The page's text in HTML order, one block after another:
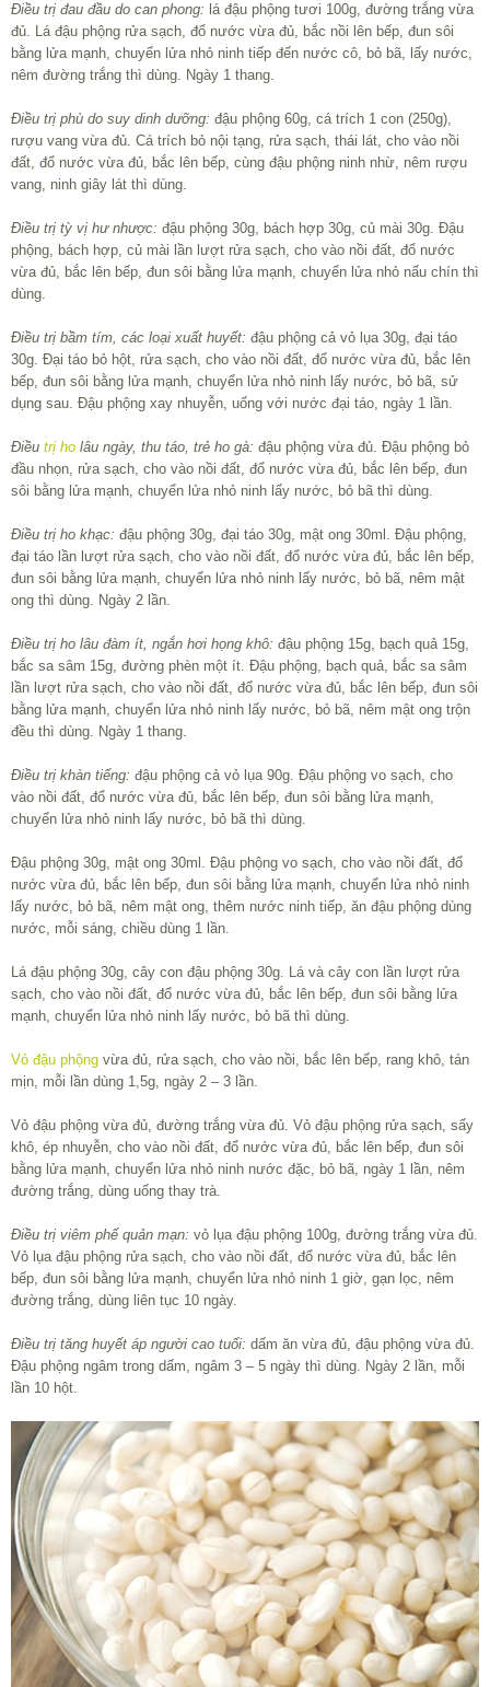
Điều trị đau đầu do can phong: lá đậu phộng tươi 100g, đường trắng vừa
đủ. Lá đậu phộng rửa sạch, đổ nước vừa đủ, bắc nồi lên bếp, đun sôi
bằng lửa mạnh, chuyển lửa nhỏ ninh tiếp đến nước cô, bỏ bã, lấy nước,
nêm đường trắng thì dùng. Ngày 1 thang.
Điều trị phù do suy dinh dưỡng: đậu phộng 60g, cá trích 1 con (250g),
rượu vang vừa đủ. Cá trích bỏ nội tạng, rửa sạch, thái lát, cho vào nồi
đất, đổ nước vừa đủ, bắc lên bếp, cùng đậu phộng ninh nhừ, nêm rượu
vang, ninh giây lát thì dùng.
Điều trị tỳ vị hư nhược: đậu phộng 30g, bách hợp 30g, củ mài 30g. Đậu
phộng, bách hợp, củ mài lần lượt rửa sạch, cho vào nồi đất, đổ nước
vừa đủ, bắc lên bếp, đun sôi bằng lửa mạnh, chuyển lửa nhỏ nấu chín thì
dùng.
Điều trị bầm tím, các loại xuất huyết: đậu phộng cả vỏ lụa 30g, đại táo
30g. Đại táo bỏ hột, rửa sạch, cho vào nồi đất, đổ nước vừa đủ, bắc lên
bếp, đun sôi bằng lửa mạnh, chuyển lửa nhỏ ninh lấy nước, bỏ bã, sử
dụng sau. Đậu phộng xay nhuyễn, uống với nước đại táo, ngày 1 lần.
Điều trị ho lâu ngày, thu táo, trẻ ho gà: đậu phộng vừa đủ. Đậu phộng bỏ
đầu nhọn, rửa sạch, cho vào nồi đất, đổ nước vừa đủ, bắc lên bếp, đun
sôi bằng lửa mạnh, chuyển lửa nhỏ ninh lấy nước, bỏ bã thì dùng.
Điều trị ho khạc: đậu phộng 30g, đại táo 30g, mật ong 30ml. Đậu phộng,
đại táo lần lượt rửa sạch, cho vào nồi đất, đổ nước vừa đủ, bắc lên bếp,
đun sôi bằng lửa mạnh, chuyển lửa nhỏ ninh lấy nước, bỏ bã, nêm mật
ong thì dùng. Ngày 2 lần.
Điều trị ho lâu đàm ít, ngắn hơi họng khô: đậu phộng 15g, bạch quả 15g,
bắc sa sâm 15g, đường phèn một ít. Đậu phộng, bạch quả, bắc sa sâm
lần lượt rửa sạch, cho vào nồi đất, đổ nước vừa đủ, bắc lên bếp, đun sôi
bằng lửa mạnh, chuyển lửa nhỏ ninh lấy nước, bỏ bã, nêm mật ong trộn
đều thì dùng. Ngày 1 thang.
Điều trị khàn tiếng: đậu phộng cả vỏ lụa 90g. Đậu phộng vo sạch, cho
vào nồi đất, đổ nước vừa đủ, bắc lên bếp, đun sôi bằng lửa mạnh,
chuyển lửa nhỏ ninh lấy nước, bỏ bã thì dùng.
Đậu phộng 30g, mật ong 30ml. Đậu phộng vo sạch, cho vào nồi đất, đổ
nước vừa đủ, bắc lên bếp, đun sôi bằng lửa mạnh, chuyển lửa nhỏ ninh
lấy nước, bỏ bã, nêm mật ong, thêm nước ninh tiếp, ăn đậu phộng dùng
nước, mỗi sáng, chiều dùng 1 lần.
Lá đậu phộng 30g, cây con đậu phộng 30g. Lá và cây con lần lượt rửa
sạch, cho vào nồi đất, đổ nước vừa đủ, bắc lên bếp, đun sôi bằng lửa
mạnh, chuyển lửa nhỏ ninh lấy nước, bỏ bã thì dùng.
Vỏ đậu phộng vừa đủ, rửa sạch, cho vào nồi, bắc lên bếp, rang khô, tán
mịn, mỗi lần dùng 1,5g, ngày 2 – 3 lần.
Vỏ đậu phộng vừa đủ, đường trắng vừa đủ. Vỏ đậu phộng rửa sạch, sấy
khô, ép nhuyễn, cho vào nồi đất, đổ nước vừa đủ, bắc lên bếp, đun sôi
bằng lửa mạnh, chuyển lửa nhỏ ninh nước đặc, bỏ bã, ngày 1 lần, nêm
đường trắng, dùng uống thay trà.
Điều trị viêm phế quản mạn: vỏ lụa đậu phộng 100g, đường trắng vừa đủ.
Vỏ lụa đậu phộng rửa sạch, cho vào nồi đất, đổ nước vừa đủ, bắc lên
bếp, đun sôi bằng lửa mạnh, chuyển lửa nhỏ ninh 1 giờ, gạn lọc, nêm
đường trắng, dùng liên tục 10 ngày.
Điều trị tăng huyết áp người cao tuổi: dấm ăn vừa đủ, đậu phộng vừa đủ.
Đậu phộng ngâm trong dấm, ngâm 3 – 5 ngày thì dùng. Ngày 2 lần, mỗi
lần 10 hột.